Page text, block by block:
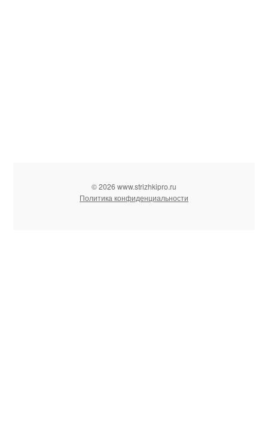
© 2026 www.strizhkipro.ru
Политика конфиденциальности